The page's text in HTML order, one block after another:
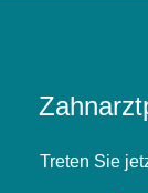
Treten Sie